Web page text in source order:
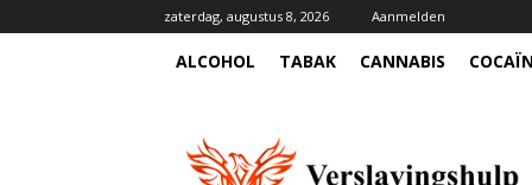
zaterdag, augustus 8, 2026 Aanmelden
ALCOHOL TABAK CANNABIS